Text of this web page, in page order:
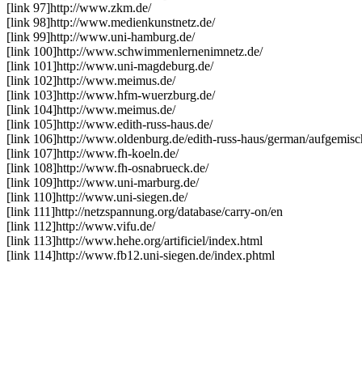
[link 97]http://www.zkm.de/
[link 98]http://www.medienkunstnetz.de/
[link 99]http://www.uni-hamburg.de/
[link 100]http://www.schwimmenlernenimnetz.de/
[link 101]http://www.uni-magdeburg.de/
[link 102]http://www.meimus.de/
[link 103]http://www.hfm-wuerzburg.de/
[link 104]http://www.meimus.de/
[link 105]http://www.edith-russ-haus.de/
[link 106]http://www.oldenburg.de/edith-russ-haus/german/
[link 107]http://www.fh-koeln.de/
[link 108]http://www.fh-osnabrueck.de/
[link 109]http://www.uni-marburg.de/
[link 110]http://www.uni-siegen.de/
[link 111]http://netzspannung.org/database/carry-on/en
[link 112]http://www.vifu.de/
[link 113]http://www.hehe.org/artificiel/index.html
[link 114]http://www.fb12.uni-siegen.de/index.phtml